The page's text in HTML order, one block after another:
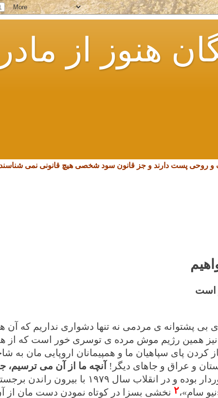
هنوز از
و روحی پست دارند و جز قانون سود شخصی هیچ قانونی نمی
است
بی پشتوانه ی مردمی نه تنها دشواری نداریم که آن
نیز همین رژیم موش مرده ی توسری خور است که
پای سپاهیان ما و همپیمانان اروپایی مان به
و عراق و جاهای دیگر! آنچه ما از آن می ترسیم،
که از زمینه ای تاریخی نیز برخوردار بوده و در انقلاب سال ۱۹۷۹ با
سام»،۲ نخشی بسزا در کوتاه نمودن دست مان از